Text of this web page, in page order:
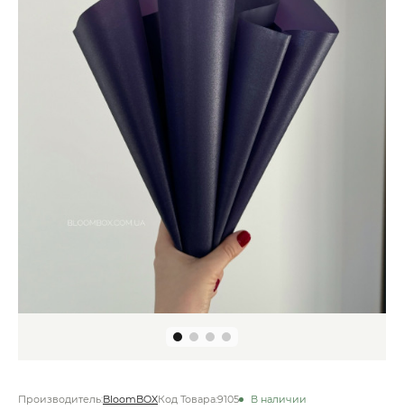
Производитель:BloomBOXКод Товара:9105 В наличии